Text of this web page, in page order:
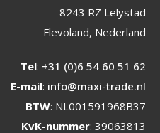
8243 RZ Lelystad
Flevoland, Nederland
Tel: +31 (0)6 54 60 51 62
E-mail: info@maxi-trade.nl
BTW: NL001591968B37
KvK-nummer: 39063813